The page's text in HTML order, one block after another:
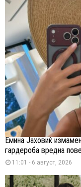
Емина Јаховиќ
гардероба вредна
11:01 - 6 август, 2026